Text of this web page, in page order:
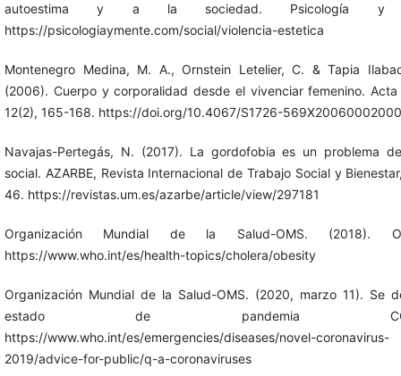
autoestima y a la sociedad. Psicología y
https://psicologiaymente.com/social/violencia-estetica
Montenegro Medina, M. A., Ornstein Letelier, C. & Tapia
(2006). Cuerpo y corporalidad desde el vivenciar femenino.
12(2), 165-168. https://doi.org/10.4067/S1726-
Navajas-Pertegás, N. (2017). La gordofobia es un problema
social. AZARBE, Revista Internacional de Trabajo Social y
46. https://revistas.um.es/azarbe/article/view/297181
Organización Mundial de la Salud-OMS. (2018).
https://www.who.int/es/health-topics/cholera/obesity
Organización Mundial de la Salud-OMS. (2020, marzo 11). Se
estado de pandemia
https://www.who.int/es/emergencies/diseases/novel-coronavirus-
2019/advice-for-public/q-a-coronaviruses